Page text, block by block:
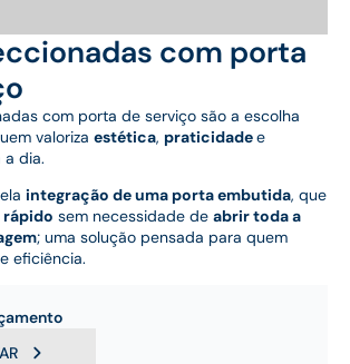
com porta
com porta de serviço são a escolha
valoriza estética, praticidadee
a dia.
integração de uma porta embutida, que
rápido sem necessidade de abrir toda a
; uma solução pensada para quem
eficiência.